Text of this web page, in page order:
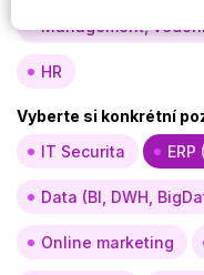
Management,
HR
Vyberte si konkrétní
IT Securita
ERP
Data (BI, DWH,
Online marketing